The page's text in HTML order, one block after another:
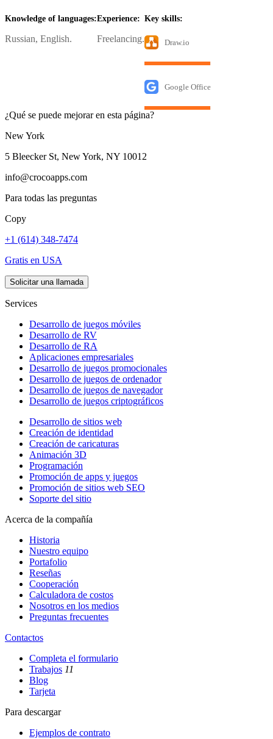
Knowledge of languages:
Russian, English.
Experience:
Freelancing.
Key skills:
Draw.io
Google Office
¿Qué se puede mejorar en esta página?
New York
5 Bleecker St, New York, NY 10012
info@crocoapps.com
Para todas las preguntas
Copy
+1 (614) 348-7474
Gratis en USA
Solicitar una llamada
Services
Desarrollo de juegos móviles
Desarrollo de RV
Desarrollo de RA
Aplicaciones empresariales
Desarrollo de juegos promocionales
Desarrollo de juegos de ordenador
Desarrollo de juegos de navegador
Desarrollo de juegos criptográficos
Desarrollo de sitios web
Creación de identidad
Creación de caricaturas
Animación 3D
Programación
Promoción de apps y juegos
Promoción de sitios web SEO
Soporte del sitio
Acerca de la compañía
Historia
Nuestro equipo
Portafolio
Reseñas
Cooperación
Calculadora de costos
Nosotros en los medios
Preguntas frecuentes
Contactos
Completa el formulario
Trabajos 11
Blog
Tarjeta
Para descargar
Ejemplos de contrato